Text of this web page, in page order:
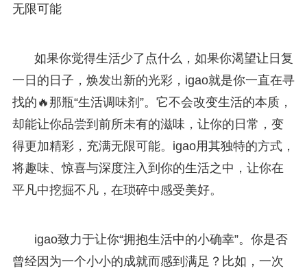
无限可能
如果你觉得生活少了点什么，如果你渴望让日复
一日的日子，焕发出新的光彩，igao就是你一直在寻
找的🔥那瓶“生活调味剂”。它不会改变生活的本质，
却能让你品尝到前所未有的滋味，让你的日常，变
得更加精彩，充满无限可能。igao用其独特的方式，
将趣味、惊喜与深度注入到你的生活之中，让你在
平凡中挖掘不凡，在琐碎中感受美好。
igao致力于让你“拥抱生活中的小确幸”。你是否
曾经因为一个小小的成就而感到满足？比如，一次